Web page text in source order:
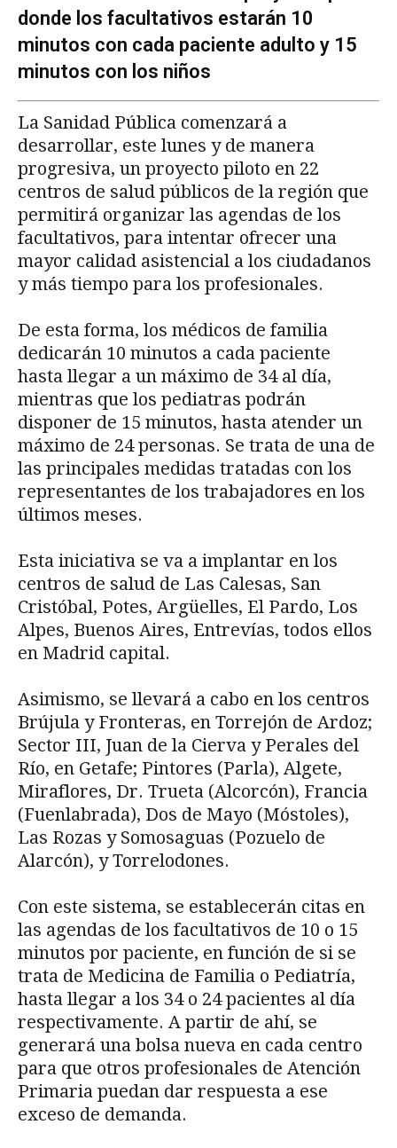
donde los facultativos estarán 10
minutos con cada paciente adulto y 15
minutos con los niños
La Sanidad Pública comenzará a
desarrollar, este lunes y de manera
progresiva, un proyecto piloto en 22
centros de salud públicos de la región que
permitirá organizar las agendas de los
facultativos, para intentar ofrecer una
mayor calidad asistencial a los ciudadanos
y más tiempo para los profesionales.
De esta forma, los médicos de familia
dedicarán 10 minutos a cada paciente
hasta llegar a un máximo de 34 al día,
mientras que los pediatras podrán
disponer de 15 minutos, hasta atender un
máximo de 24 personas. Se trata de una de
las principales medidas tratadas con los
representantes de los trabajadores en los
últimos meses.
Esta iniciativa se va a implantar en los
centros de salud de Las Calesas, San
Cristóbal, Potes, Argüelles, El Pardo, Los
Alpes, Buenos Aires, Entrevías, todos ellos
en Madrid capital.
Asimismo, se llevará a cabo en los centros
Brújula y Fronteras, en Torrejón de Ardoz;
Sector III, Juan de la Cierva y Perales del
Río, en Getafe; Pintores (Parla), Algete,
Miraflores, Dr. Trueta (Alcorcón), Francia
(Fuenlabrada), Dos de Mayo (Móstoles),
Las Rozas y Somosaguas (Pozuelo de
Alarcón), y Torrelodones.
Con este sistema, se establecerán citas en
las agendas de los facultativos de 10 o 15
minutos por paciente, en función de si se
trata de Medicina de Familia o Pediatría,
hasta llegar a los 34 o 24 pacientes al día
respectivamente. A partir de ahí, se
generará una bolsa nueva en cada centro
para que otros profesionales de Atención
Primaria puedan dar respuesta a ese
exceso de demanda.